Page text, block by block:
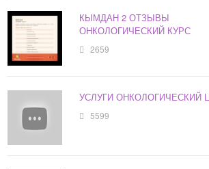
КЫМДАН 2 ОТЗЫВЫ
ОНКОЛОГИЧЕСКИЙ КУРС
2659
УСЛУГИ ОНКОЛОГИЧЕСКИЙ
5599